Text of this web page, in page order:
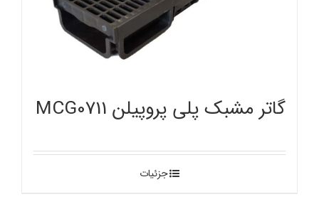
گاتر مشبک پلی پروپیلن MCG0711
جزئیات